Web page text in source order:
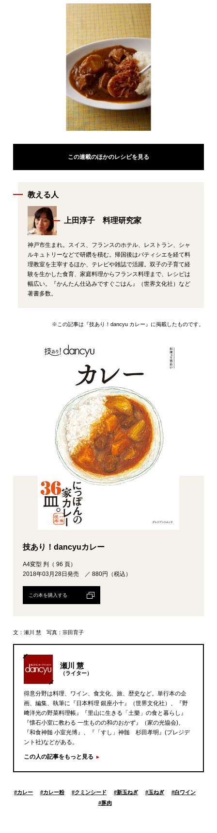
この連載のほかのレシピを見る
教える人
上田淳子 料理研究家
神戸市生まれ。スイス、フランスのホテル、レストラン、シャ
ルキュトリーなどで研鑽を積む。帰国後はパティシエを経て料
理教室を主宰するほか、テレビや雑誌で活躍。双子の子育て経
験を生かした食育、家庭料理からフランス料理まで、レシピは
幅広い。『かんたん仕込みですぐごはん』（世界文化社）など
著書多数。
※この記事は『技あり！dancyu カレー』に掲載したものです。
技あり！dancyuカレー
A4変型 判（ 96 頁）
2018年03月28日発売 ／ 880円（税込）
この本を購入する
文：瀬川 慧 写真：宗田育子
瀬川 慧
（ライター）
得意分野は料理、ワイン、食文化、旅、歴史など。単行本の企
画、編集、執筆に『日本料理 銀座小十』（世界文化社）、『野
﨑洋光の野菜料理帳』『里山に生きる「土樂」の食と暮らし』
『懐石小室に教わる 一生ものの和のおかず』（家の光協会)、
『和食神髄 小室光博』、『「すし」神髄 杉田孝明』(プレジデ
ント社)などがある。
この人の記事をもっと見る
#カレー #カレー粉 #クミンシード #新玉ねぎ #玉ねぎ #白ワイン
#豚肉